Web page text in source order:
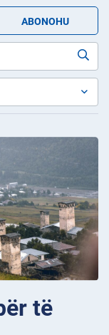
ABONOHU
të